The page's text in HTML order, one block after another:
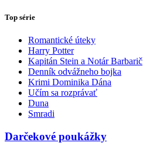
Top série
Romantické úteky
Harry Potter
Kapitán Stein a Notár Barbarič
Denník odvážneho bojka
Krimi Dominika Dána
Učím sa rozprávať
Duna
Smradi
Darčekové poukážky